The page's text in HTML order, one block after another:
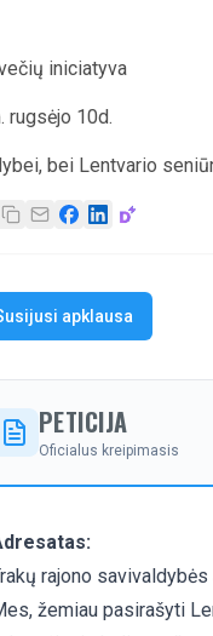
iniciatyva
rugsėjo 10d.
bei Lentvario
apklausa
PETICIJA
Oficialus kreipimasis
rajono savivaldybės
žemiau pasirašyti